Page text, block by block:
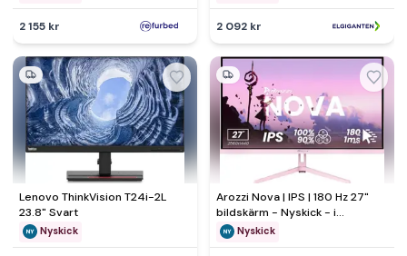
2 155 kr 2 092 kr
Lenovo ThinkVision T24i-2L
23.8" Svart
Nyskick
Arozzi Nova | IPS | 180 Hz 27"
bildskärm - Nyskick - i
originalförpackning
Nyskick